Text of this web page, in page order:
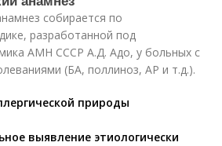
собирается по
разработанной под
АМН СССР А.Д. Адо, у больных с
(БА, поллиноз, АР и т.д.).
природы
выявление этиологически